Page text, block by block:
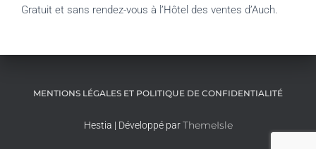
Gratuit et sans rendez-vous à l’Hôtel des ventes d’Auch.
MENTIONS LÉGALES ET POLITIQUE DE CONFIDENTIALITÉ
Hestia | Développé parThemeIsle